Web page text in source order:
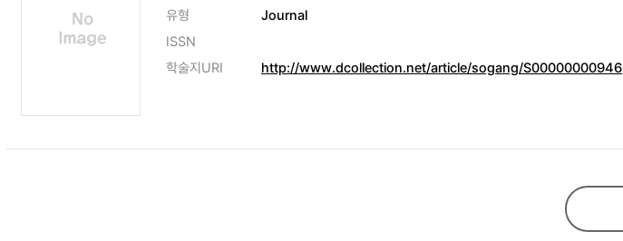
유형
Journal
ISSN
학술지URI
http://www.dcollection.net/article/sogang/S00000000946